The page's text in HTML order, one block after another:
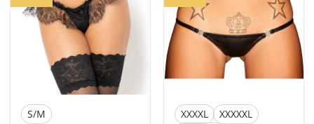
S/M
XXXXL
XXXXXL